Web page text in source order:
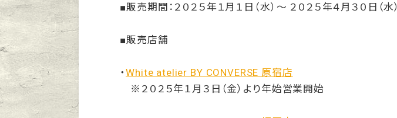
■販売期間：２０２５年１月１日（水）～ ２０２５年４月３０日（水）
■販売店舗
・White atelier BY CONVERSE 原宿店
※２０２５年１月３日（金）より年始営業開始